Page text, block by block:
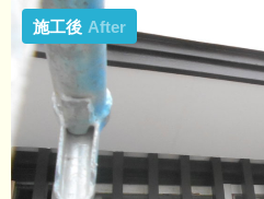
施工後 After